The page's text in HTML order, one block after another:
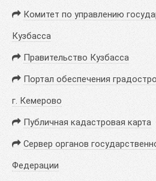
Комитет по управлению
Кузбасса
Правительство Кузбасса
Портал обеспечения
г. Кемерово
Публичная кадастровая карта
Сервер органов
Федерации